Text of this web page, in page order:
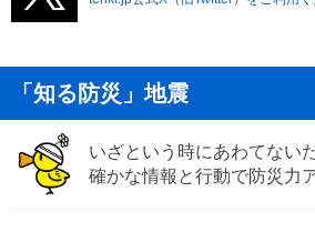
「知る防災」地震
いざという時にあわてない
確かな情報と行動で防災力